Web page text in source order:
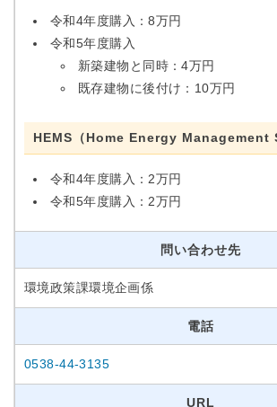
令和4年度購入：8万円
令和5年度購入
新築建物と同時：4万円
既存建物に後付け：10万円
HEMS（Home Energy Management
令和4年度購入：2万円
令和5年度購入：2万円
問い合わせ先
環境政策課環境企画係
電話
0538-44-3135
URL